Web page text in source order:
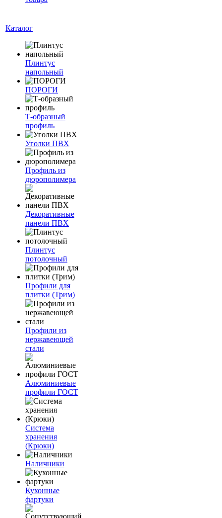
Каталог
Плинтус
напольный
ПОРОГИ
Т-образный
профиль
Уголки ПВХ
Профиль из
дюрополимера
Декоративные
панели ПВХ
Плинтус
потолочный
Профили для
плитки (Трим)
Профили из
нержавеющей
стали
Алюминиевые
профили ГОСТ
Система
хранения
(Крюки)
Наличники
Кухонные
фартуки